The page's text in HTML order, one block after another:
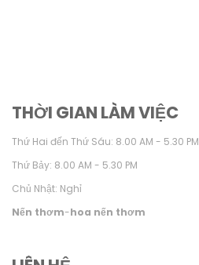
THỜI GIAN LÀM VIỆC
Thứ Hai đến Thứ Sáu: 8.00 AM - 5.30 PM
Thứ Bảy: 8.00 AM - 5.30 PM
Chủ Nhật: Nghỉ
Nến thơm-hoa nến thơm